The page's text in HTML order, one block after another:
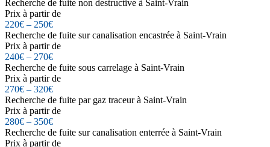
Recherche de fuite non destructive à Saint-Vrain
Prix à partir de
220€ – 250€
Recherche de fuite sur canalisation encastrée à Saint-Vrain
Prix à partir de
240€ – 270€
Recherche de fuite sous carrelage à Saint-Vrain
Prix à partir de
270€ – 320€
Recherche de fuite par gaz traceur à Saint-Vrain
Prix à partir de
280€ – 350€
Recherche de fuite sur canalisation enterrée à Saint-Vrain
Prix à partir de